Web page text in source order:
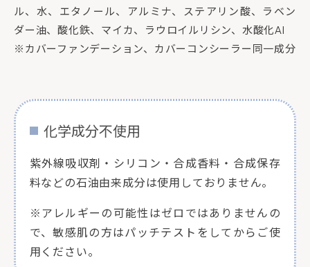
ル、水、エタノール、アルミナ、ステアリン酸、ラベン
ダー油、酸化鉄、マイカ、ラウロイルリシン、水酸化AI
※カバーファンデーション、カバーコンシーラー同一成分
化学成分不使用
紫外線吸収剤・シリコン・合成香料・合成保存
料などの石油由来成分は使用しておりません。
※アレルギーの可能性はゼロではありませんの
で、敏感肌の方はパッチテストをしてからご使
用ください。